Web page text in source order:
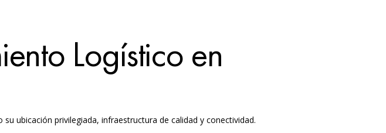
Logístico en
ubicación privilegiada, infraestructura de calidad y conectividad.